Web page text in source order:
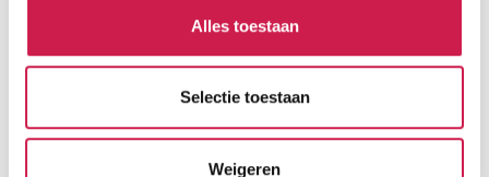
Alles toestaan
Selectie toestaan
Weigeren